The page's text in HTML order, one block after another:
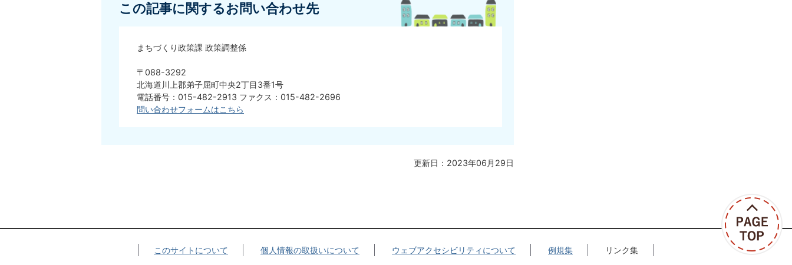
この記事に関するお問い合わせ先
まちづくり政策課 政策調整係
〒088-3292
北海道川上郡弟子屈町中央2丁目3番1号
電話番号：015-482-2913 ファクス：015-482-2696
問い合わせフォームはこちら
更新日：2023年06月29日
このサイトについて 個人情報の取扱いについて ウェブアクセシビリティについて 例規集 リンク集